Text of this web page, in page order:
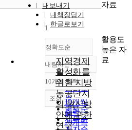
내보내기
내책장담기
한글로보기
정확도순
정확도
순
인기도
순
연도순
제목순
내림차순
내림차순
10개씩 출력
10개씩
출력
20개씩
조회
1
지역경제
활성화를
위한 지방
농공단지
의 혁신방
안에 관한
연구
자료
활용도
높은 자
료